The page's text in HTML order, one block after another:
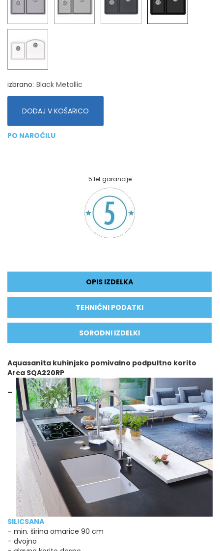
izbrano Black Metallic
DODAJ V KOŠARICO
PO NAROČILU
5 let garancije
OPIS IZDELKA
TEHNIČNI PODATKI
SORODNI IZDELKI
Aquasanita kuhinjsko pomivalno podpultno korito
Arca SQA220R​P
–
SILICSANA
– min. širina omarice 90 cm
– dvojno